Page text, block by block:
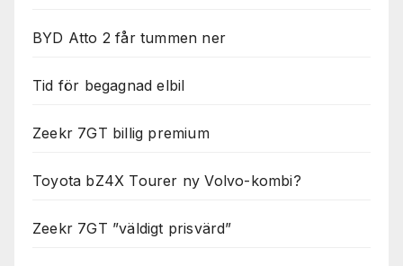
BYD Atto 2 får tummen ner
Tid för begagnad elbil
Zeekr 7GT billig premium
Toyota bZ4X Tourer ny Volvo-kombi?
Zeekr 7GT ”väldigt prisvärd”